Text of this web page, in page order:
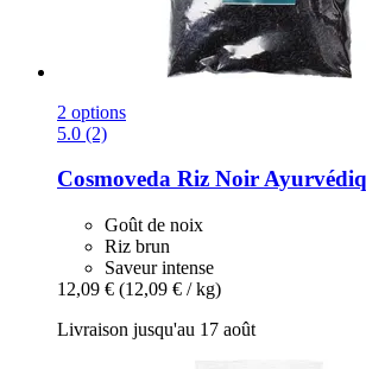
2 options
5.0 (2)
Cosmoveda Riz Noir
Goût de noix
Riz brun
Saveur intense
12,09 € (12,09 € / kg)
Livraison jusqu'au 17 août